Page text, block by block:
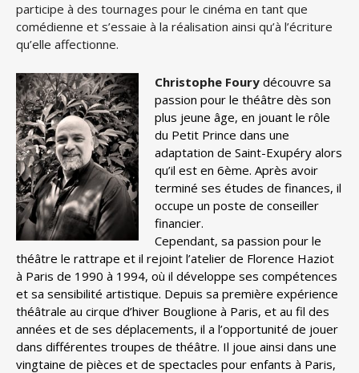
participe à des tournages pour le cinéma en tant que
comédienne et s’essaie à la réalisation ainsi qu’à l’écriture
qu’elle affectionne.
Christophe Foury découvre sa
passion pour le théâtre dès son
plus jeune âge, en jouant le rôle
du Petit Prince dans une
adaptation de Saint-Exupéry alors
qu’il est en 6ème. Après avoir
terminé ses études de finances, il
occupe un poste de conseiller
financier.
Cependant, sa passion pour le
théâtre le rattrape et il rejoint l’atelier de Florence Haziot
à Paris de 1990 à 1994, où il développe ses compétences
et sa sensibilité artistique. Depuis sa première expérience
théâtrale au cirque d’hiver Bouglione à Paris, et au fil des
années et de ses déplacements, il a l’opportunité de jouer
dans différentes troupes de théâtre. Il joue ainsi dans une
vingtaine de pièces et de spectacles pour enfants à Paris,